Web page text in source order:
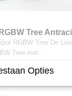
Tree
RGBW Tree De
Tree met…
Opties